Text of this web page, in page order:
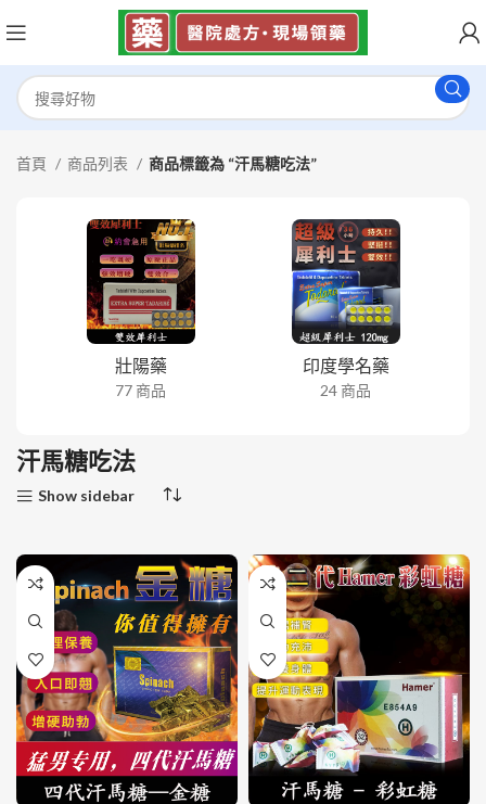
首頁 商品列表 商品標籤為 “汗馬糖吃法”
壯陽藥
77 商品
印度學名藥
24 商品
汗馬糖吃法
Show sidebar